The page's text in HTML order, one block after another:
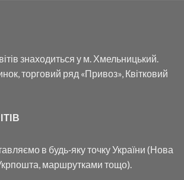
знаходиться у м. Хмельницький.
торговий ряд «Привоз», Квітковий
в будь‑яку точку України (Нова
маршрутками тощо).